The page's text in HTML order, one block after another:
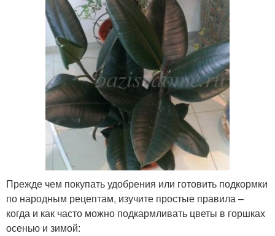
Прежде чем покупать удобрения или готовить подкормки
по народным рецептам, изучите простые правила –
когда и как часто можно подкармливать цветы в горшках
осенью и зимой: